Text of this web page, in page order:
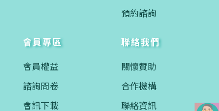
預約諮詢
會員專區
會員權益
諮詢問卷
會訊下載
聯絡我們
關懷贊助
合作機構
聯絡資訊